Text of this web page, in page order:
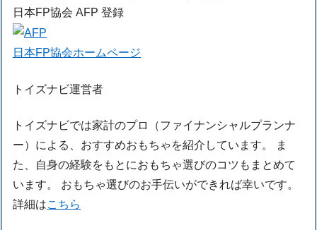
日本FP協会 AFP 登録
日本FP協会ホームページ
トイズナビ運営者
トイズナビでは家計のプロ（ファイナンシャルプランナ
ー）による、おすすめおもちゃを紹介しています。 ま
た、自身の経験をもとにおもちゃ選びのコツもまとめて
います。 おもちゃ選びのお手伝いができれば幸いです。
詳細はこちら